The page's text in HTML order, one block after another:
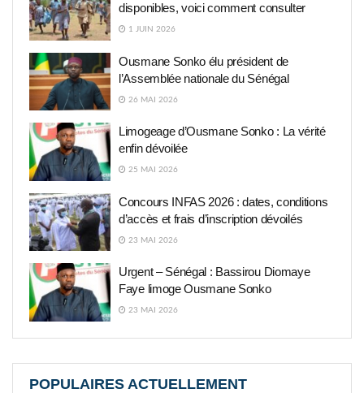
disponibles, voici comment consulter
1 JUIN 2026
Ousmane Sonko élu président de
l’Assemblée nationale du Sénégal
26 MAI 2026
Limogeage d’Ousmane Sonko : La vérité
enfin dévoilée
25 MAI 2026
Concours INFAS 2026 : dates, conditions
d’accès et frais d’inscription dévoilés
23 MAI 2026
Urgent – Sénégal : Bassirou Diomaye
Faye limoge Ousmane Sonko
23 MAI 2026
POPULAIRES ACTUELLEMENT